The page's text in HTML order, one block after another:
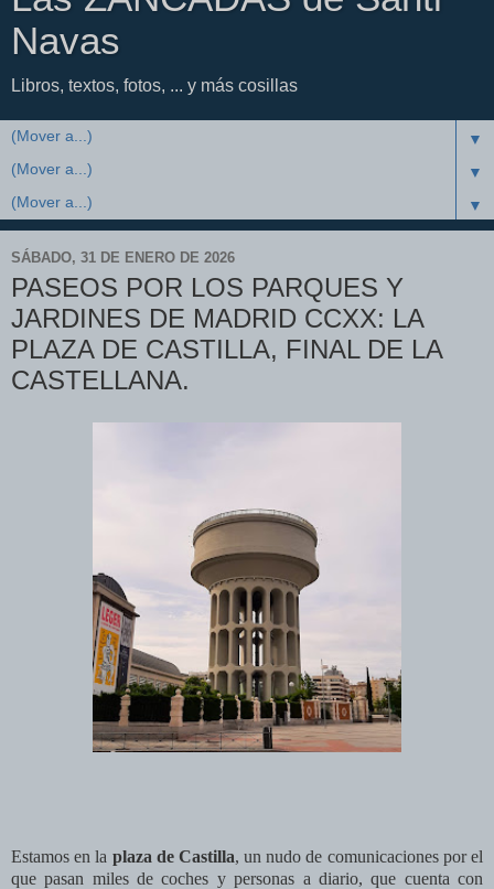
Navas
Libros, textos, fotos, ... y más cosillas
▼
▼
▼
SÁBADO, 31 DE ENERO DE 2026
PASEOS POR LOS PARQUES Y
JARDINES DE MADRID CCXX: LA
PLAZA DE CASTILLA, FINAL DE LA
CASTELLANA.
Estamos en la plaza de Castilla, un nudo de comunicaciones por el
que pasan miles de coches y personas a diario, que cuenta con